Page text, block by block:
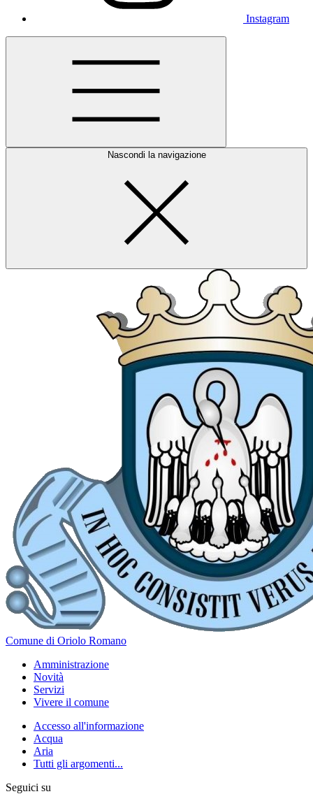
Instagram
Nascondi la navigazione
Comune di Oriolo Romano
Amministrazione
Novità
Servizi
Vivere il comune
Accesso all'informazione
Acqua
Aria
Tutti gli argomenti...
Seguici su